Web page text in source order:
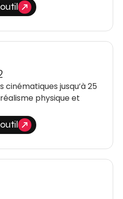
cinématiques jusqu’à 25
physique et